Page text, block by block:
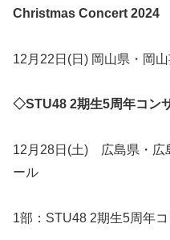
Christmas Concert 2024
12月22日(日) 岡山県・岡
◇STU48 2期生5周年コン
12月28日(土) 広島県・広
ール
1部：STU48 2期生5周年コ